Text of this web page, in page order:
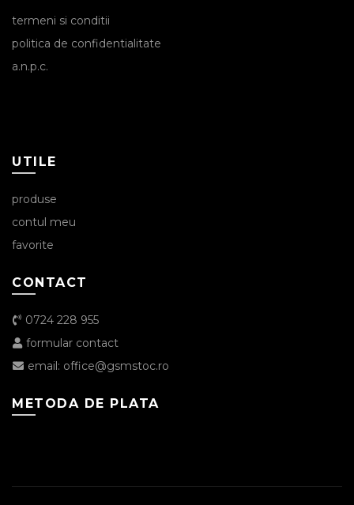
termeni si conditii
politica de confidentialitate
a.n.p.c.
UTILE
produse
contul meu
favorite
CONTACT
0724 228 955
formular contact
email: office@gsmstoc.ro
METODA DE PLATA